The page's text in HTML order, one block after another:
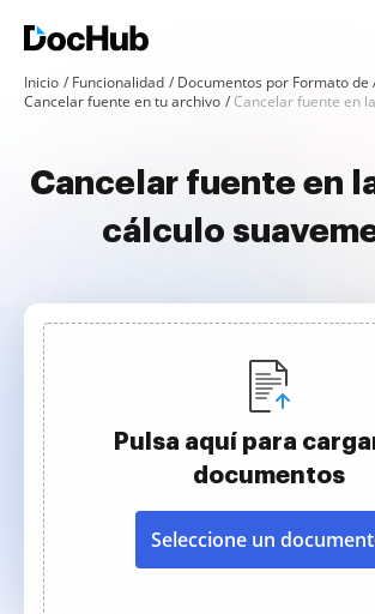
Inicio Funcionalidad
Documentos por Formato de
Cancelar fuente en tu archivo
Cancelar fuente en
Cancelar fuente en
cálculo
Pulsa aquí para
documentos
Seleccione un